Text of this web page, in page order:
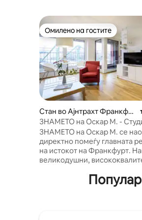
Омилено на гостите
Омилено на гостите
Стан во Ајнтрахт Франкфу
рт
ЗНАМЕТО на Оскар М. -
Вју (140см корито).
ЗНАМЕТО на Оскар М. се
директно помеѓу главната
на истокот на Франкфурт.
великодушни,
чиста пријатна атмосфера
помеѓу 40 и 55 квадратни